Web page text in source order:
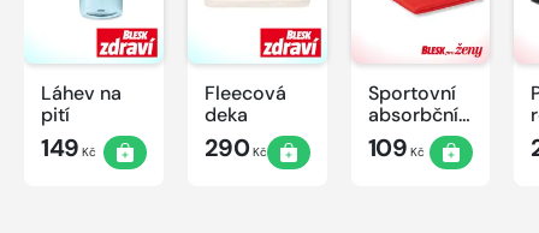
Láhev na
pití
149 Kč
Fleecová
deka
290Kč
Sportovní
absorbční
ručník
109 Kč